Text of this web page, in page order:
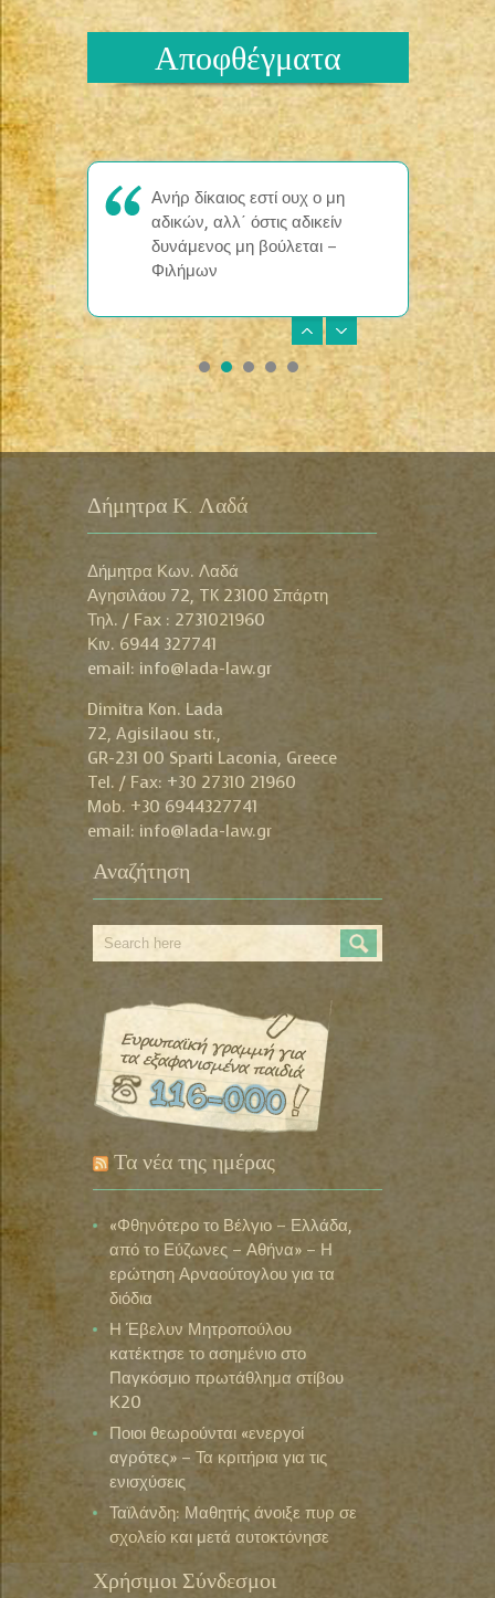
Αποφθέγματα
του δικαίου – Πλάτων
Ζηλωτόν μεν ο πλούτος, τίμιον
μέντοι και θαυμαστόν η
δικαιοσύνη – Λυκούργος
Ανήρ δίκαιος εστί ουχ ο μη
αδικών, αλλ΄ όστις αδικείν
δυνάμενος μη βούλεται –
Φιλήμων
Μηδενί δίκην δικάσεις, πριν
αμφοίν μύθον ακούσης –
Φωκυλίδης ~ 5ος αιώνας π.χ.
Ανεξέταστον μη κόλαζε μηδένα
Μηδέν περί πλείονος ποιού, προ
του δικαίου – Πλάτων
Ζηλωτόν μεν ο πλούτος, τίμιον
μέντοι και θαυμαστόν η
Δήμητρα Κ. Λαδά
Δήμητρα Κων. Λαδά
Αγησιλάου 72, TK 23100 Σπάρτη
Τηλ. / Fax : 2731021960
Κιν. 6944 327741
email: info@lada-law.gr
Dimitra Kon. Lada
72, Agisilaou str.,
GR-231 00 Sparti Laconia, Greece
Tel. / Fax: +30 27310 21960
Mob. +30 6944327741
email: info@lada-law.gr
Αναζήτηση
Τα νέα της ημέρας
«Φθηνότερο το Βέλγιο – Ελλάδα,
από το Εύζωνες – Αθήνα» – Η
ερώτηση Αρναούτογλου για τα
διόδια
Η Έβελυν Μητροπούλου
κατέκτησε το ασημένιο στο
Παγκόσμιο πρωτάθλημα στίβου
Κ20
Ποιοι θεωρούνται «ενεργοί
αγρότες» – Τα κριτήρια για τις
ενισχύσεις
Ταϊλάνδη: Μαθητής άνοιξε πυρ σε
σχολείο και μετά αυτοκτόνησε
Χρήσιμοι Σύνδεσμοι